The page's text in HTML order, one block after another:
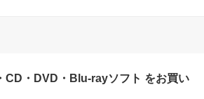
CD・DVD・Blu-rayソフト をお買い